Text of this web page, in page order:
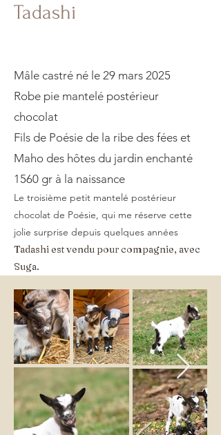
Tadashi
Mâle castré né le 29 mars 2025
Robe pie mantelé postérieur
chocolat
Fils de Poésie de la ribe des fées et
Maho des hôtes du jardin enchanté
1560 gr à la naissance
Le troisième petit mantelé postérieur
chocolat de Poésie, qui me réserve cette
jolie surprise depuis quelques années
Tadashi est vendu pour compagnie, avec
Suga.